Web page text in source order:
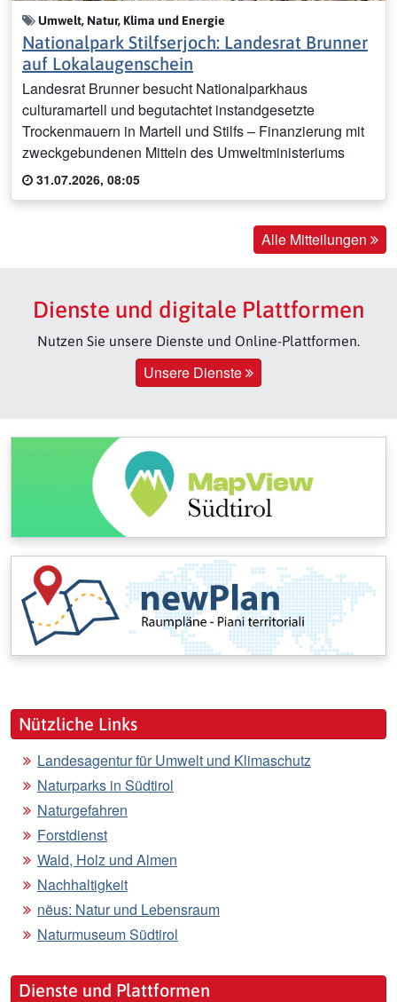
Umwelt, Natur, Klima und Energie
Nationalpark Stilfserjoch: Landesrat Brunner
auf Lokalaugenschein
Landesrat Brunner besucht Nationalparkhaus
culturamartell und begutachtet instandgesetzte
Trockenmauern in Martell und Stilfs – Finanzierung mit
zweckgebundenen Mitteln des Umweltministeriums
31.07.2026, 08:05
Alle Mitteilungen
Dienste und digitale Plattformen
Nutzen Sie unsere Dienste und Online-Plattformen.
Unsere Dienste
Nützliche Links
Landesagentur für Umwelt und Klimaschutz
Naturparks in Südtirol
Naturgefahren
Forstdienst
Wald, Holz und Almen
Nachhaltigkeit
nëus: Natur und Lebensraum
Naturmuseum Südtirol
Dienste und Plattformen